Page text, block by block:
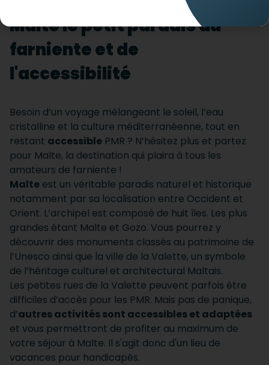
Malte le petit paradis du
farniente et de
l'accessibilité
Besoin d’un voyage mélangeant le soleil, l’eau
cristalline et la culture méditerranéenne, tout en
restant accessible PMR ? N’hésitez plus et partez
pour Malte, la destination qui plaira à tous les
amateurs de farniente !
Malte est un véritable paradis naturel et historique
notamment par sa localisation entre Occident et
Orient. L’archipel est composé de huit îles. Les plus
grandes étant Malte et Gozo. Vous pourrez y
découvrir des monuments classés au patrimoine de
l’Unesco ainsi que la ville de la Valette, un symbole
de l’héritage culturel et architectural Maltais.
Les petites rues de la Valette peuvent parfois être
difficiles d’accès pour les PMR. Mais pas de panique,
d’autres activités sont accessibles et adaptées
et vous permettront de profiter au maximum de
votre séjour à Malte. Il s'agit donc d'un lieu de
vacances pour handicapés.